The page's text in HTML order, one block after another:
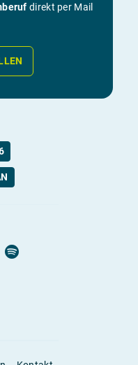
direkt per Mail
(deutsch)